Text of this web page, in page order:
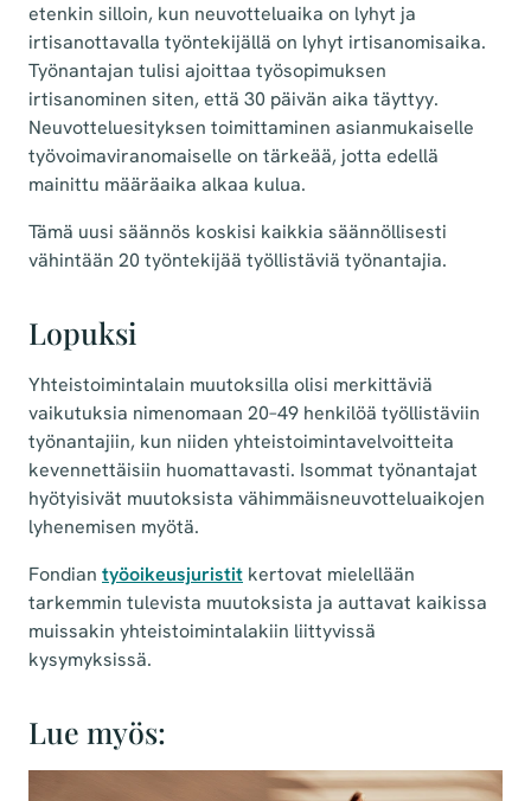
etenkin silloin, kun neuvotteluaika on lyhyt ja
irtisanottavalla työntekijällä on lyhyt irtisanomisaika.
Työnantajan tulisi ajoittaa työsopimuksen
irtisanominen siten, että 30 päivän aika täyttyy.
Neuvotteluesityksen toimittaminen asianmukaiselle
työvoimaviranomaiselle on tärkeää, jotta edellä
mainittu määräaika alkaa kulua.
Tämä uusi säännös koskisi kaikkia säännöllisesti
vähintään 20 työntekijää työllistäviä työnantajia.
Lopuksi
Yhteistoimintalain muutoksilla olisi merkittäviä
vaikutuksia nimenomaan 20–49 henkilöä työllistäviin
työnantajiin, kun niiden yhteistoimintavelvoitteita
kevennettäisiin huomattavasti. Isommat työnantajat
hyötyisivät muutoksista vähimmäisneuvotteluaikojen
lyhenemisen myötä.
Fondian työoikeusjuristit kertovat mielellään
tarkemmin tulevista muutoksista ja auttavat kaikissa
muissakin yhteistoimintalakiin liittyvissä
kysymyksissä.
Lue myös: